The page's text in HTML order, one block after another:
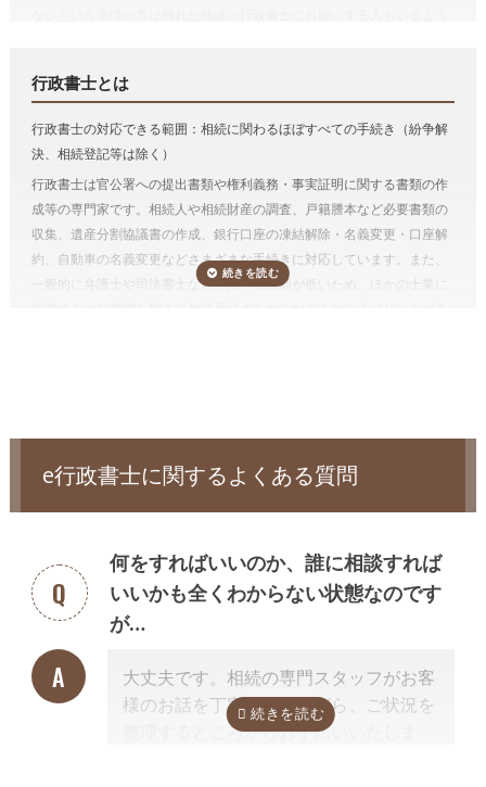
相続手続き（
預貯金や有価証券などの相続手続きは行政書士に依頼することができま
す。
金融機関によって要求される資料は多岐にわたるため、それを一つひと
つ確かめながら集めるのは想像以上に手間がかかります。手続きを専門
家に任せることで、ご自身の生活のペースを守り、今後の生活の方針や
親族のケアに時間を使うことが出来ます。
しかも、相続手続きを一括して依頼した方が割安になりますし、面倒が
相続人調査は、被相続人の出生から死亡までのすべての戸籍謄本等（場
合によっては被相続人の尊属の死亡の分かる戸籍謄本等も含みます）を
収集して行います。 なお、相続人を確認するための戸籍謄本等は、相続
手続きでも必要となります。
義変更手続き）の前提業務として相続手続きと併せて依頼します。
相続財産調査、財産目録の作成
遺産分割するにはどのような相続財産があるのか調査が必要です。
財産の調査によって、思わぬ財産が見つかることや、実は莫大な借金が
あったことが発覚することがあります。
相続手続きの前提業務として相続手続きと併せて依頼されるケースが多
できる「相続費用見積ガイド
行政書士とは
行政書士の対応できる範囲：相続に関わるほぼすべての手続き（紛争解
決、相続登記等は除く）
行政書士は官公署への提出書類や権利義務・事実証明に関する書類の作
成等の専門家です。相続人や相続財産の調査、戸籍謄本など必要書類の
収集、遺産分割協議書の作成、銀行口座の凍結解除・名義変更・口座解
約、自動車の名義変更などさまざまな手続きに対応しています。また、
一般的に弁護士や司法書士などと比べ報酬額が低いため、ほかの士業に
e行政書士に関するよくある質問
何をすればいいのか、誰に相談すれば
いいかも全くわからない状態なのです
が…
大丈夫です。相続の専門スタッフがお客
様のお話を丁寧に伺いながら、ご状況を
整理するところからお手伝いいたしま